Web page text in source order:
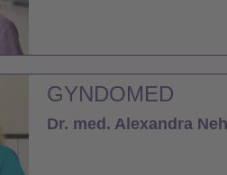
GYNDOMED
Dr. med. Alexandra